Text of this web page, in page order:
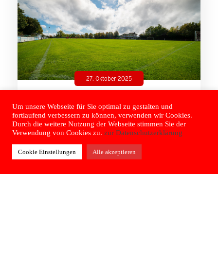
27. Oktober 2025
Jahreshauptversammlung
MEHR LESEN
Um unsere Webseite für Sie optimal zu gestalten und
fortlaufend verbessern zu können, verwenden wir Cookies.
Durch die weitere Nutzung der Webseite stimmen Sie der
Verwendung von Cookies zu. zur Datenschutzerklärung
Cookie Einstellungen Alle akzeptieren